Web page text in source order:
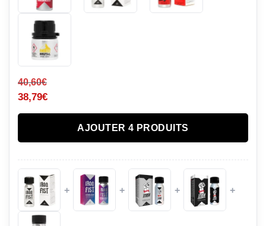
40,60€
38,79€
AJOUTER 4 PRODUITS
+ + + +